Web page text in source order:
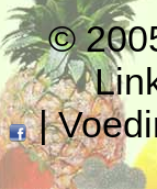
©
|